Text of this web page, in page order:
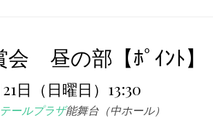
昼の部【ﾎﾟｲﾝﾄ】
日（日曜日）13:30
ールプラザ能舞台（中ホール）